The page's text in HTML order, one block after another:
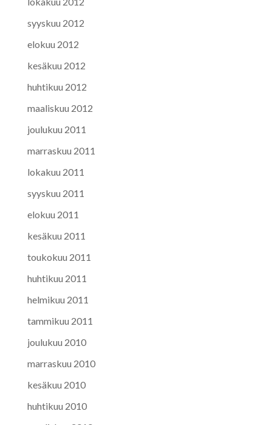
syyskuu 2012
elokuu 2012
kesäkuu 2012
huhtikuu 2012
maaliskuu 2012
joulukuu 2011
marraskuu 2011
lokakuu 2011
syyskuu 2011
elokuu 2011
kesäkuu 2011
toukokuu 2011
huhtikuu 2011
helmikuu 2011
tammikuu 2011
joulukuu 2010
marraskuu 2010
kesäkuu 2010
huhtikuu 2010